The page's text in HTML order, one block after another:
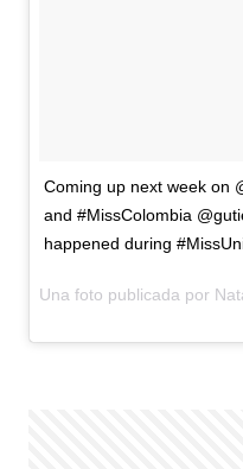
Coming up next week on
and #MissColombia
happened during